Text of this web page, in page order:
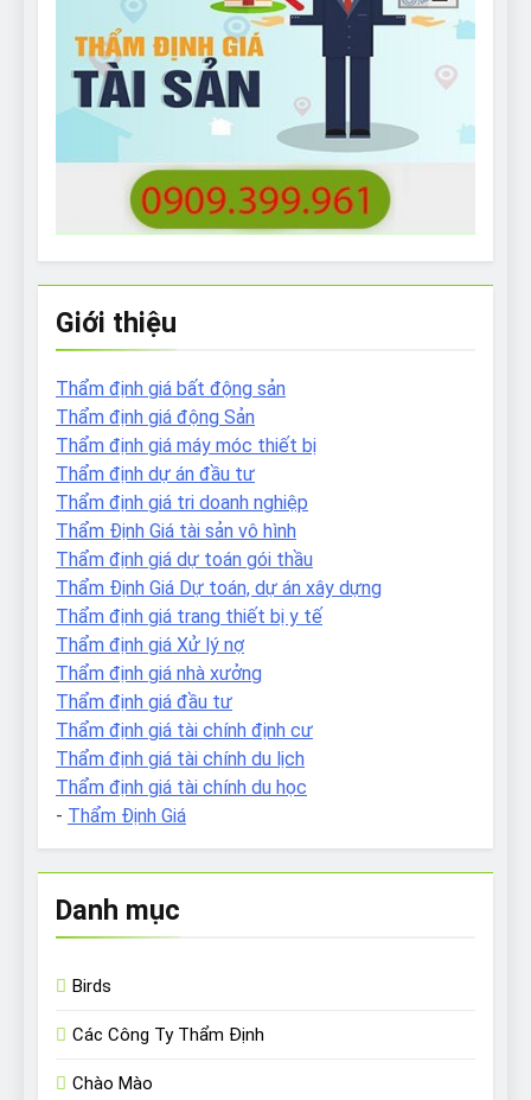
Giới thiệu
Thẩm định giá bất động sản
Thẩm định giá động Sản
Thẩm định giá máy móc thiết bị
Thẩm định dự án đầu tư
Thẩm định giá tri doanh nghiệp
Thẩm Định Giá tài sản vô hình
Thẩm định giá dự toán gói thầu
Thẩm Định Giá Dự toán, dự án xây dựng
Thẩm định giá trang thiết bị y tế
Thẩm định giá Xử lý nợ
Thẩm định giá nhà xưởng
Thẩm định giá đầu tư
Thẩm định giá tài chính định cư
Thẩm định giá tài chính du lịch
Thẩm định giá tài chính du học
- Thẩm Định Giá
Danh mục
Birds
Các Công Ty Thẩm Định
Chào Mào